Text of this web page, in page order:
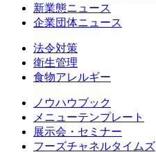
新業態ニュース
企業団体ニュース
法令対策
衛生管理
食物アレルギー
ノウハウブック
メニューテンプレート
展示会・セミナー
フーズチャネルタイムズ